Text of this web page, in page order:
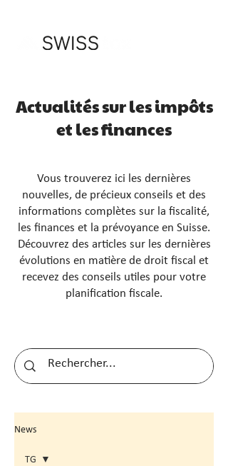
Actualités sur les impôts
et les finances
Vous trouverez ici les dernières
nouvelles, de précieux conseils et des
informations complètes sur la fiscalité,
les finances et la prévoyance en Suisse.
Découvrez des articles sur les dernières
évolutions en matière de droit fiscal et
recevez des conseils utiles pour votre
planification fiscale.
News
TG